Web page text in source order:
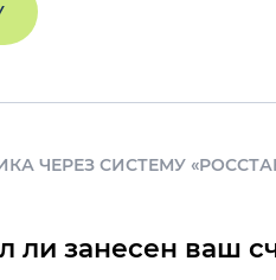
ЧЕРЕЗ СИСТЕМУ
ли занесен ваш